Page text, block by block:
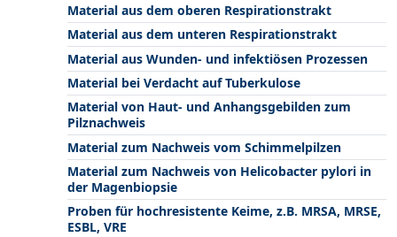
Material aus dem oberen Respirationstrakt
Material aus dem unteren Respirationstrakt
Material aus Wunden- und infektiösen Prozessen
Material bei Verdacht auf Tuberkulose
Material von Haut- und Anhangsgebilden zum
Pilznachweis
Material zum Nachweis vom Schimmelpilzen
Material zum Nachweis von Helicobacter pylori in
der Magenbiopsie
Proben für hochresistente Keime, z.B. MRSA, MRSE,
ESBL, VRE